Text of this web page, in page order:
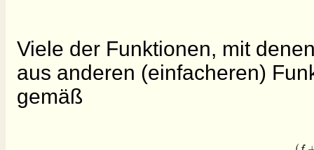
Viele der Funktionen, mit
aus anderen (einfacheren)
gemäß